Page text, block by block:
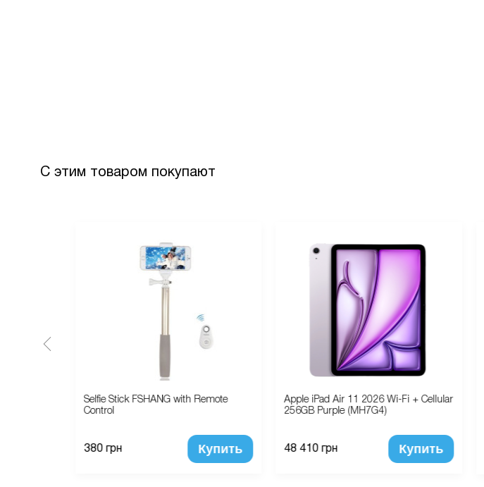
С этим товаром покупают
Selfie Stick FSHANG with Remote
Control
380 грн Купить
Apple iPad Air 11 2026 Wi-Fi + Cellular
256GB Purple (MH7G4)
48 410 грн Купить